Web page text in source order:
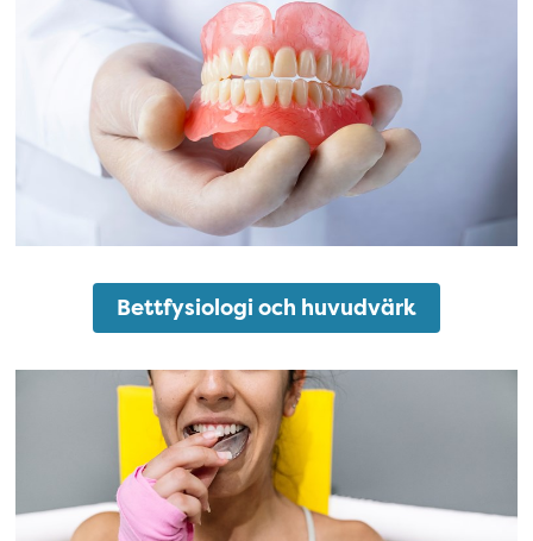
Bettfysiologi och huvudvärk
Tandskydd